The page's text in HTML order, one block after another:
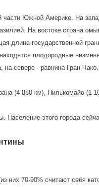
части Южной Америке. На
На востоке страна
длина государственной
плодородные
на севере - равнина Гран-
(4 880 км), Пилькомайо (1
Население этого города
них 70-90% считают себя